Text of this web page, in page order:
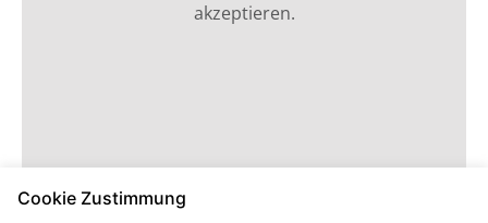
akzeptieren.
Cookie Zustimmung